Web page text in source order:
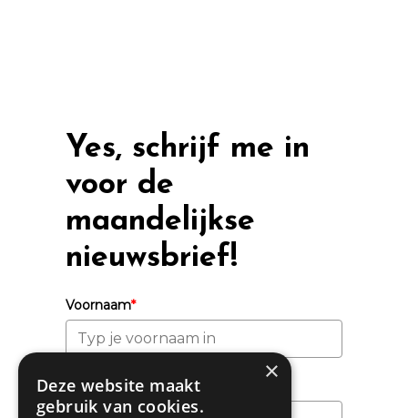
Yes, schrijf me in
voor de
maandelijkse
nieuwsbrief!
Voornaam*
Achternaam
×
Deze website maakt
gebruik van cookies.